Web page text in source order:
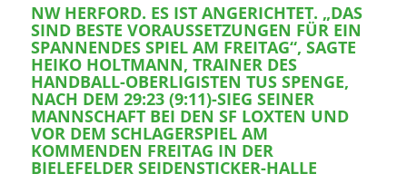
NW HERFORD. ES IST ANGERICHTET. „DAS
SIND BESTE VORAUSSETZUNGEN FÜR EIN
SPANNENDES SPIEL AM FREITAG“, SAGTE
HEIKO HOLTMANN, TRAINER DES
HANDBALL-OBERLIGISTEN TUS SPENGE,
NACH DEM 29:23 (9:11)-SIEG SEINER
MANNSCHAFT BEI DEN SF LOXTEN UND
VOR DEM SCHLAGERSPIEL AM
KOMMENDEN FREITAG IN DER
BIELEFELDER SEIDENSTICKER-HALLE